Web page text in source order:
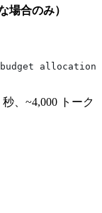
場合のみ）
budget allocation
、~4,000 トーク